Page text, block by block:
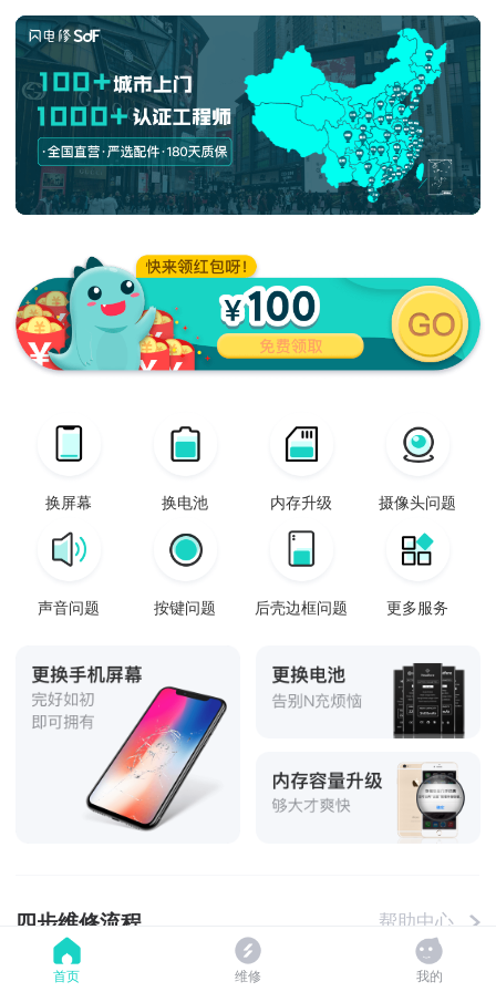
换屏幕 换电池 内存升级 摄像头问题
声音问题 按键问题 后壳边框问题 更多服务
四步维修流程 帮助中心
首页 维修 我的